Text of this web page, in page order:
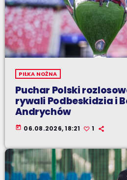
PIŁKA NOŻNA
Puchar Polski
rywali Podbeskidzia i
Andrychów
today 06.08.2026, 18:21 1